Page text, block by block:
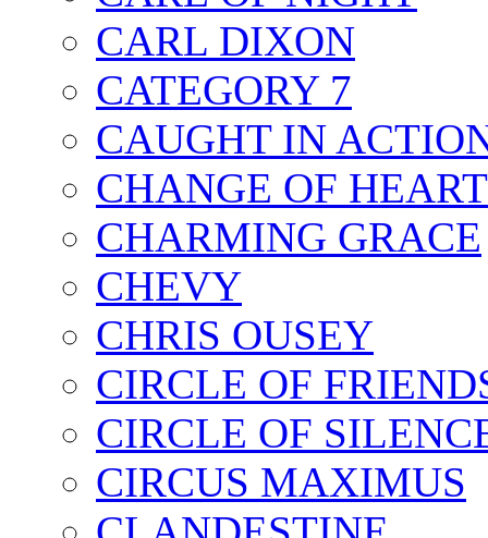
CARL DIXON
CATEGORY 7
CAUGHT IN
CHANGE OF HEART
CHARMING GRACE
CHEVY
CHRIS OUSEY
CIRCLE OF
CIRCLE OF
CIRCUS MAXIMUS